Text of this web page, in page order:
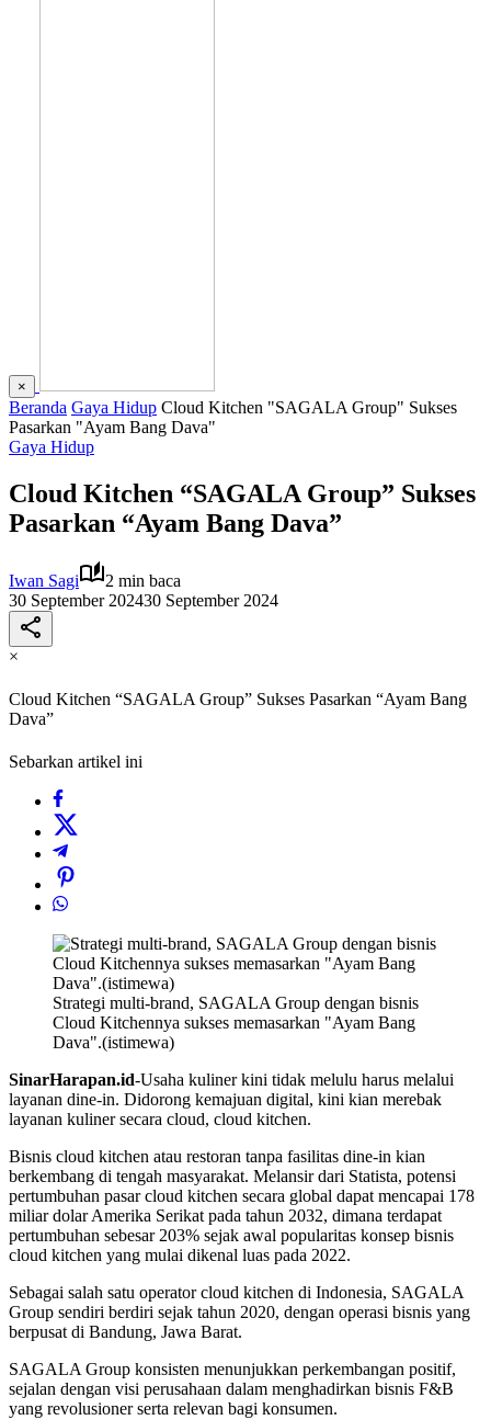
×
Beranda Gaya Hidup Cloud Kitchen "SAGALA Group" Sukses
Pasarkan "Ayam Bang Dava"
Gaya Hidup
Cloud Kitchen “SAGALA Group” Sukses
Pasarkan “Ayam Bang Dava”
Iwan Sagi
2 min baca
30 September 202430 September 2024
×
Cloud Kitchen “SAGALA Group” Sukses Pasarkan “Ayam Bang
Dava”
Sebarkan artikel ini
Strategi multi-brand, SAGALA Group dengan bisnis
Cloud Kitchennya sukses memasarkan "Ayam Bang
Dava".(istimewa)
SinarHarapan.id-Usaha kuliner kini tidak melulu harus melalui
layanan dine-in. Didorong kemajuan digital, kini kian merebak
layanan kuliner secara cloud, cloud kitchen.
Bisnis cloud kitchen atau restoran tanpa fasilitas dine-in kian
berkembang di tengah masyarakat. Melansir dari Statista, potensi
pertumbuhan pasar cloud kitchen secara global dapat mencapai 178
miliar dolar Amerika Serikat pada tahun 2032, dimana terdapat
pertumbuhan sebesar 203% sejak awal popularitas konsep bisnis
cloud kitchen yang mulai dikenal luas pada 2022.
Sebagai salah satu operator cloud kitchen di Indonesia, SAGALA
Group sendiri berdiri sejak tahun 2020, dengan operasi bisnis yang
berpusat di Bandung, Jawa Barat.
SAGALA Group konsisten menunjukkan perkembangan positif,
sejalan dengan visi perusahaan dalam menghadirkan bisnis F&B
yang revolusioner serta relevan bagi konsumen.